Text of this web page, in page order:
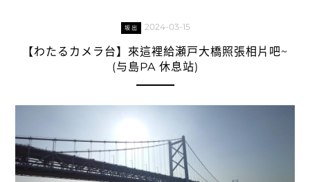
坂出 2024-03-15
【わたるカメラ台】來這裡給瀬戸大橋照張相片吧~
(与島PA 休息站)